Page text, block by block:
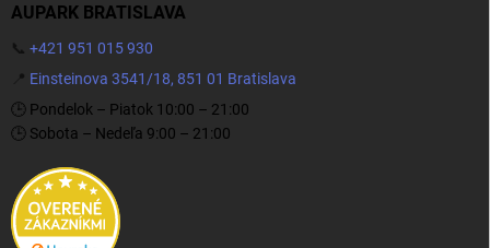
AUPARK BRATISLAVA
📞 +421 951 015 930
📍 Einsteinova 3541/18, 851 01 Bratislava
🕒 Pondelok – Piatok 10:00 – 21:00
🕒 Sobota – Nedeľa 9:00 – 21:00